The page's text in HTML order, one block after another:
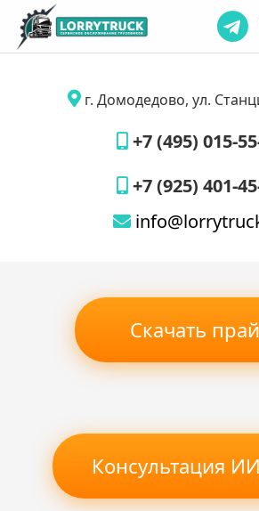
г. Домодедово, ул.
+7 (495) 015-
+7 (925) 401-
Скачать
Консультация